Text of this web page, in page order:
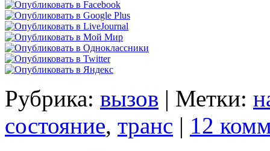
Рубрика: вызов | Метки:
состояние, транс | 12